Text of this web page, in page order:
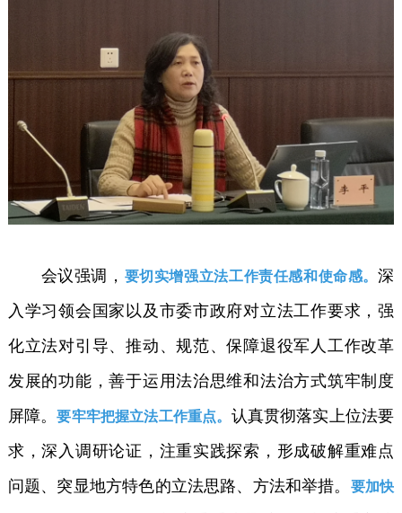
会议强调， 要切实增强立法工作责任感和使命感。深
入学习领会国家以及市委市政府对立法工作要求，强
化立法对引导、推动、规范、保障退役军人工作改革
发展的功能，善于运用法治思维和法治方式筑牢制度
屏障。要牢牢把握立法工作重点。 认真贯彻落实上位法要
求，深入调研论证，注重实践探索，形成破解重难点
问题、突显地方特色的立法思路、方法和举措。
要加快